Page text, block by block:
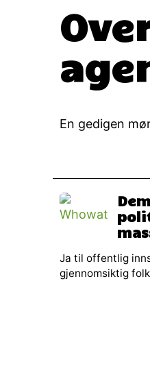
En gedigen
Ja til offentlig
gjennomsiktig